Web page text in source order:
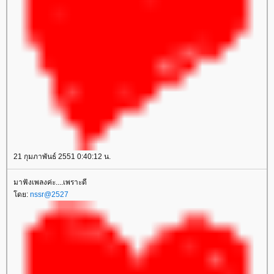
21 กุมภาพันธ์ 2551 0:40:12 น.
มาฟังเพลงค่ะ....เพราะดี
ดย: nssr@2527